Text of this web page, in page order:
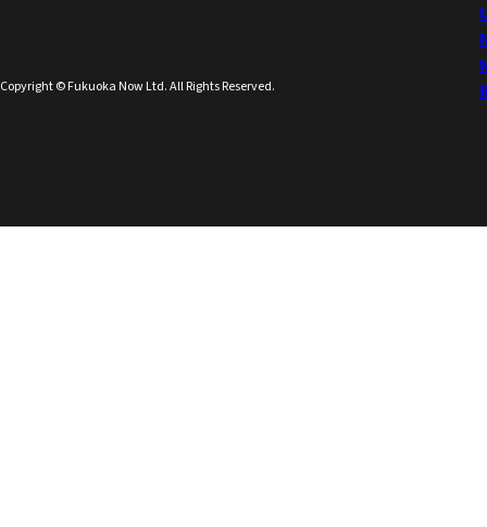
Copyright © Fukuoka Now Ltd. All Rights Reserved.